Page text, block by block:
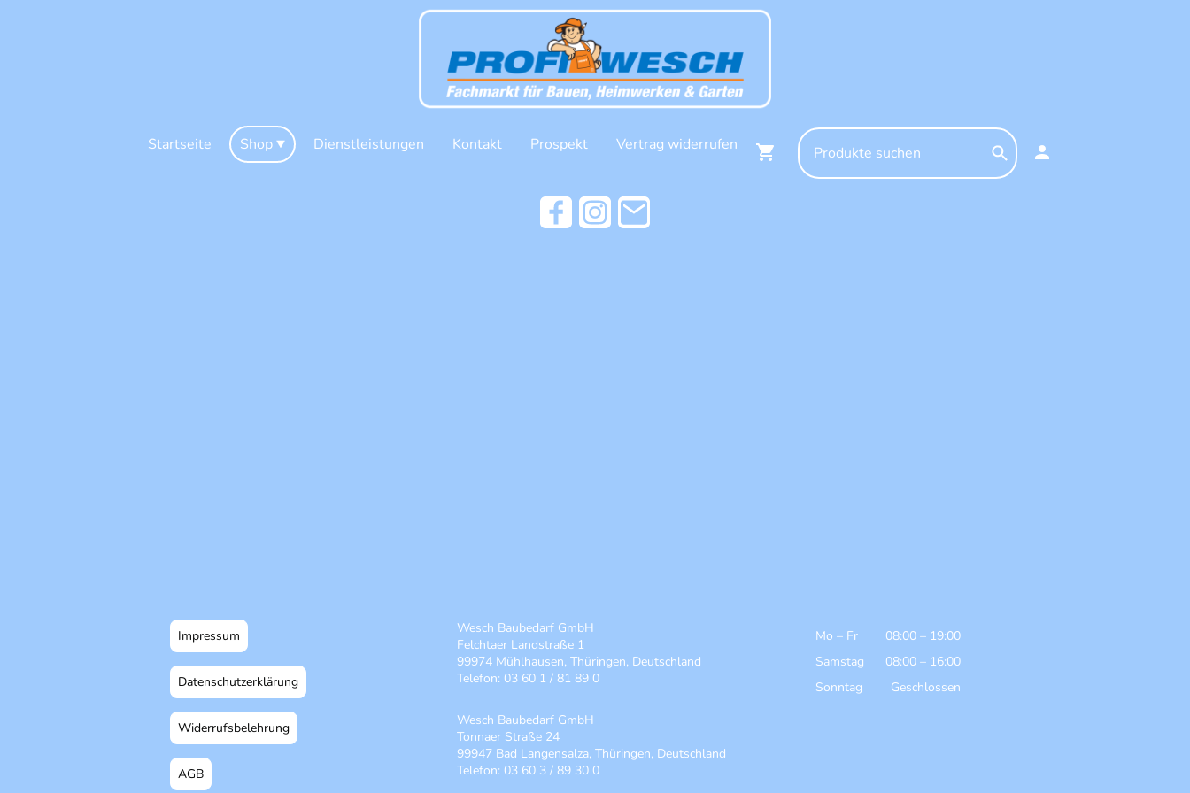
Startseite Shop Dienstleistungen Kontakt Prospekt Vertrag widerrufen
Impressum Mo – Fr 08:00 – 19:00
Samstag
08:00 – 16:00
Sonntag
Geschlossen
AGB
Datenschutzerklärung
Widerrufsbelehrung
Wesch Baubedarf GmbH
Felchtaer Landstraße 1
99974 Mühlhausen, Thüringen, Deutschland
Telefon: 03 60 1 / 81 89 0
Wesch Baubedarf GmbH
Tonnaer Straße 24
99947 Bad Langensalza, Thüringen, Deutschland
Telefon: 03 60 3 / 89 30 0